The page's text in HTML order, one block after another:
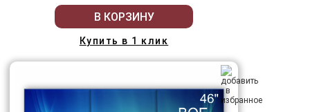
В КОРЗИНУ
Купить в 1 клик